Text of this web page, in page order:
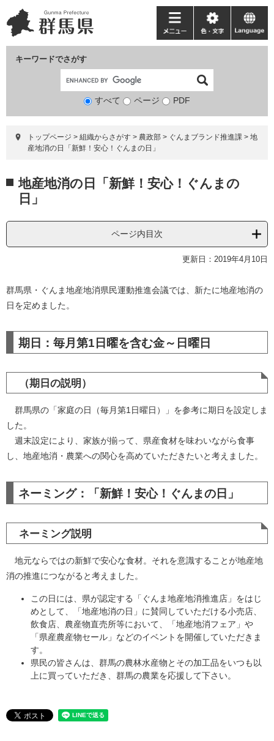
ー
ジ
ニ
ュ
て
キーワードでさがす
検
象
すべて ページ PDF
メ
ニ
ー
色・
文
language
トップページ > 組織からさがす > 農政部 > ぐんまブランド推進課 > 地
産地消の日「新鮮！安心！ぐんまの日」
文 地産地消の日「新鮮！安心！ぐんまの
日」
ページ内目次
更新日：2019年4月10日
群馬県・ぐんま地産地消県民運動推進会議では、新たに地産地消の
日を定めました。
期日：毎月第1日曜を含む金～日曜日
（期日の説明）
群馬県の「家庭の日（毎月第1日曜日）」を参考に期日を設定しま
した。
週末設定により、家族が揃って、県産食材を味わいながら食事
し、地産地消・農業への関心を高めていただきたいと考えました。
ネーミング：「新鮮！安心！ぐんまの日」
ネーミング説明
地元ならではの新鮮で安心な食材。それを意識することが地産地
消の推進につながると考えました。
この日には、県が認定する「ぐんま地産地消推進店」をはじ
めとして、「地産地消の日」に賛同していただける小売店、
飲食店、農産物直売所等において、「地産地消フェア」や
「県産農産物セール」などのイベントを開催していただきま
す。
県民の皆さんは、群馬の農林水産物とその加工品をいつも以
上に買っていただき、群馬の農業を応援して下さい。